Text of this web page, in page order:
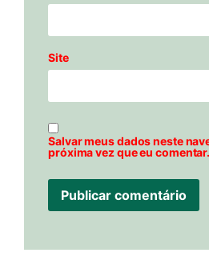
Site
Salvar meus dados neste
próxima vez que eu comentar.